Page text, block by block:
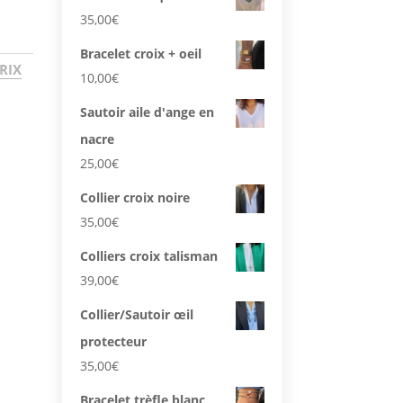
35,00€
Bracelet croix + oeil
10,00€
Sautoir aile d'ange en
nacre
25,00€
Collier croix noire
35,00€
Colliers croix talisman
39,00€
Collier/Sautoir œil
protecteur
35,00€
Bracelet trèfle blanc